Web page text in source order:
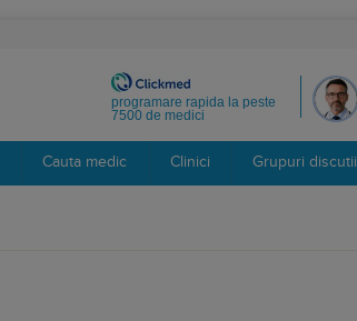
programare rapida la peste
7500 de medici
Cauta medic Clinici Grupuri discutii